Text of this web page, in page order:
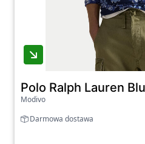
Polo Ralph Lauren
Modivo
Darmowa dostawa